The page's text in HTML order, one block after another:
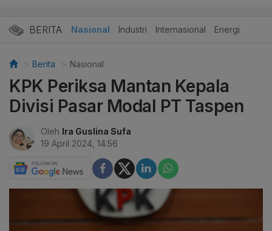
BERITA Nasional Industri Internasional Energi
Berita Nasional
KPK Periksa Mantan Kepala
Divisi Pasar Modal PT Taspen
Oleh Ira Guslina Sufa
19 April 2024, 14:56